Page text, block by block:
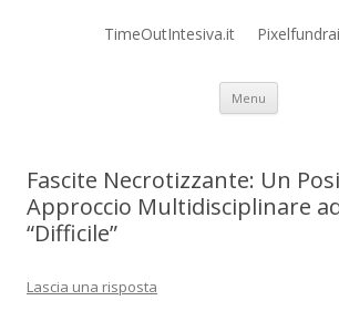
Time Out Intensiva
il tempo e la memoria in terapia intensiva
TimeOutIntesiva.it
Menu Vai al
Fascite Necrotizzante: Un
Approccio Multidisciplinare
“Difficile”
Lascia una risposta